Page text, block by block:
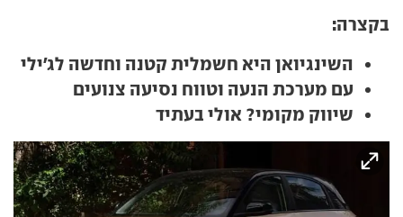
בקצרה:
השינגיואן היא חשמלית קטנה וחדשה לג'ילי
עם מערכת הנעה וטווח נסיעה צנועים
שיווק מקומי? אולי בעתיד